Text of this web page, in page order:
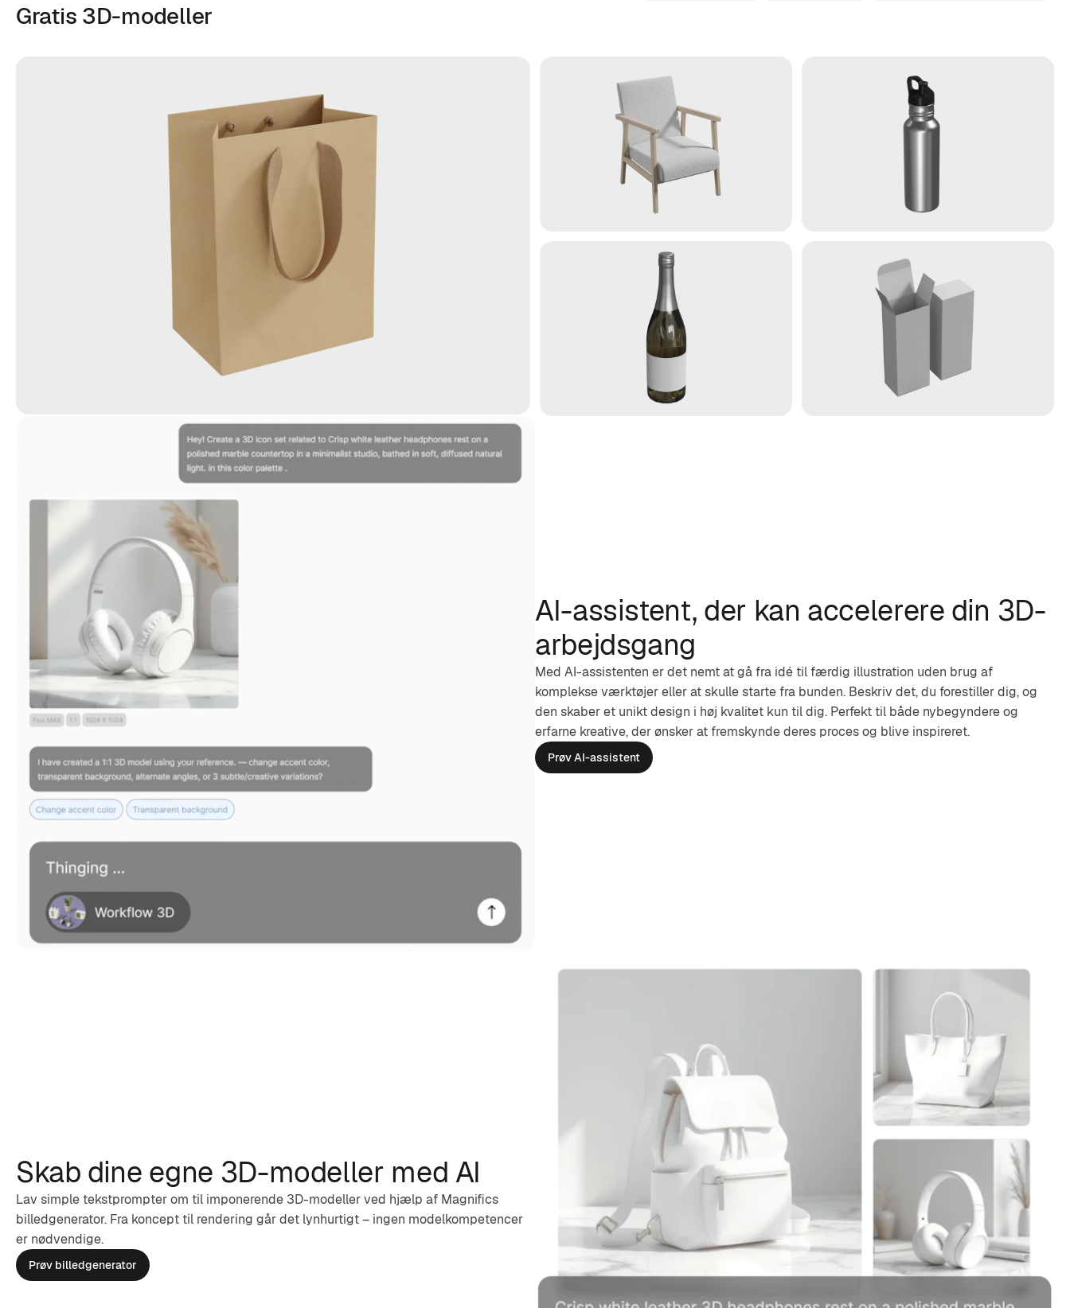
Gratis 3D-modeller
AI-assistent, der kan accelerere din 3D-
arbejdsgang
Med AI-assistenten er det nemt at gå fra idé til færdig illustration uden brug af
komplekse værktøjer eller at skulle starte fra bunden. Beskriv det, du forestiller dig, og
den skaber et unikt design i høj kvalitet kun til dig. Perfekt til både nybegyndere og
erfarne kreative, der ønsker at fremskynde deres proces og blive inspireret.
Prøv AI-assistent
Skab dine egne 3D-modeller med AI
Lav simple tekstprompter om til imponerende 3D-modeller ved hjælp af Magnifics
billedgenerator. Fra koncept til rendering går det lynhurtigt – ingen modelkompetencer
er nødvendige.
Prøv billedgenerator